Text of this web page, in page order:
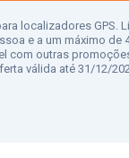
localizadores GPS.
e a um máximo de
com outras
válida até 31/12/